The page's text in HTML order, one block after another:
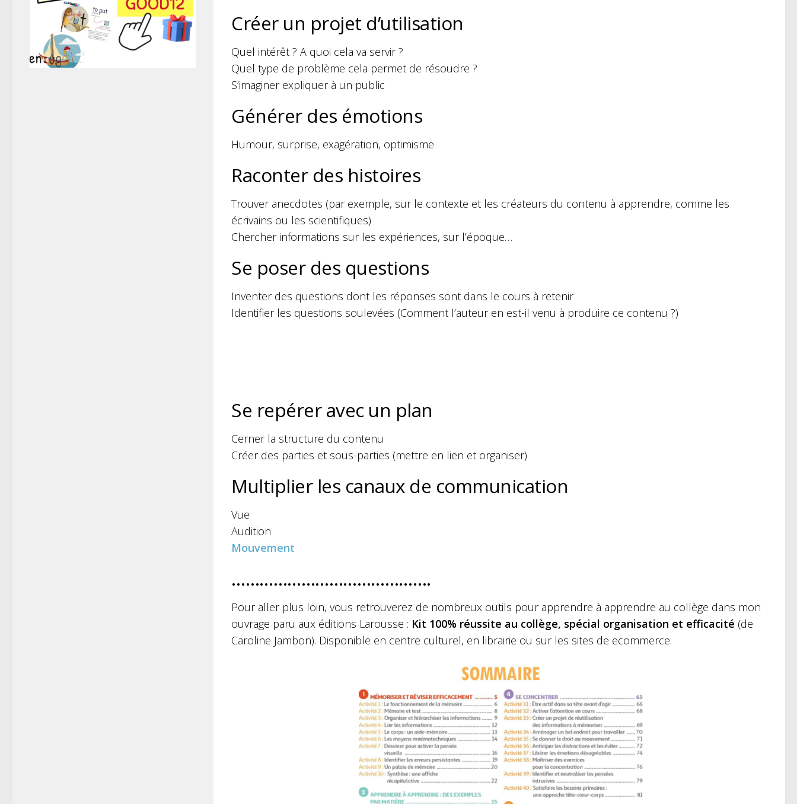
Créer un projet d’utilisation
Quel intérêt ? A quoi cela va servir ?
Quel type de problème cela permet de résoudre ?
S’imaginer expliquer à un public
Générer des émotions
Humour, surprise, exagération, optimisme
Raconter des histoires
Trouver anecdotes (par exemple, sur le contexte et les créateurs du contenu à apprendre, comme les
écrivains ou les scientifiques)
Chercher informations sur les expériences, sur l’époque…
Se poser des questions
Inventer des questions dont les réponses sont dans le cours à retenir
Identifier les questions soulevées (Comment l’auteur en est-il venu à produire ce contenu ?)
Se repérer avec un plan
Cerner la structure du contenu
Créer des parties et sous-parties (mettre en lien et organiser)
Multiplier les canaux de communication
Vue
Audition
Mouvement
…………………………………….
Pour aller plus loin, vous retrouverez de nombreux outils pour apprendre à apprendre au collège dans mon
ouvrage paru aux éditions Larousse : Kit 100% réussite au collège, spécial organisation et efficacité (de
Caroline Jambon). Disponible en centre culturel, en librairie ou sur les sites de ecommerce.